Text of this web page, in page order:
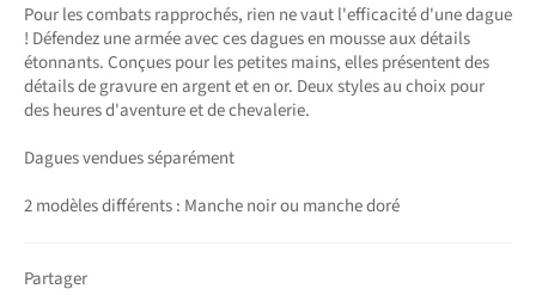
Pour les combats rapprochés, rien ne vaut l'efficacité d'une dague
! Défendez une armée avec ces dagues en mousse aux détails
étonnants. Conçues pour les petites mains, elles présentent des
détails de gravure en argent et en or. Deux styles au choix pour
des heures d'aventure et de chevalerie.
Dagues vendues séparément
2 modèles différents : Manche noir ou manche doré
Partager